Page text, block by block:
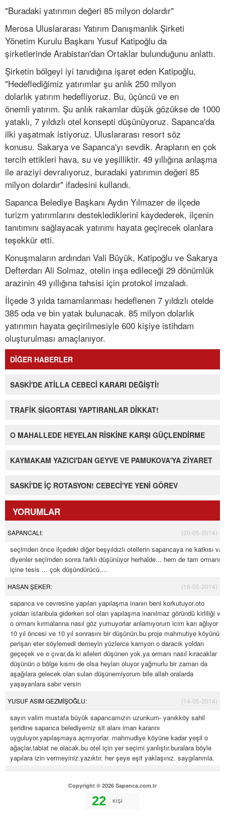
"Buradaki yatırımın değeri 85 milyon dolardır"
Merosa Uluslararası Yatırım Danışmanlık Şirketi
Yönetim Kurulu Başkanı Yusuf Katipoğlu da
şirketlerinde Arabistan'dan Ortaklar bulunduğunu anlattı.
Şirketin bölgeyi iyi tanıdığına işaret eden Katipoğlu,
"Hedeflediğimiz yatırımlar şu anlık 250 milyon
dolarlık yatırım hedefliyoruz. Bu, üçüncü ve en
önemli yatırım. Şu anlık rakamlar düşük gözükse de 1000
yataklı, 7 yıldızlı otel konsepti düşünüyoruz. Sapanca'da
ilki yaşatmak istiyoruz. Uluslararası resort söz
konusu. Sakarya ve Sapanca'yı sevdik. Arapların en çok
tercih ettikleri hava, su ve yeşilliktir. 49 yıllığına anlaşma
ile araziyi devralıyoruz, buradaki yatırımın değeri 85
milyon dolardır" ifadesini kullandı.
Sapanca Belediye Başkanı Aydın Yılmazer de ilçede
turizm yatırımlarını desteklediklerini kaydederek, ilçenin
tanıtımını sağlayacak yatırımı hayata geçirecek olanlara
teşekkür etti.
Konuşmaların ardından Vali Büyük, Katipoğlu ve Sakarya
Defterdarı Ali Solmaz, otelin inşa edileceği 29 dönümlük
arazinin 49 yıllığına tahsisi için protokol imzaladı.
İlçede 3 yılda tamamlanması hedeflenen 7 yıldızlı otelde
385 oda ve bin yatak bulunacak. 85 milyon dolarlık
yatırımın hayata geçirilmesiyle 600 kişiye istihdam
oluşturulması amaçlanıyor.
DİĞER HABERLER
SASKİ'DE ATİLLA CEBECİ KARARI DEĞİŞTİ!
TRAFİK SİGORTASI YAPTIRANLAR DİKKAT!
O MAHALLEDE HEYELAN RİSKİNE KARŞI GÜÇLENDİRME
KAYMAKAM YAZICI'DAN GEYVE VE PAMUKOVA'YA ZİYARET
SASKİ'DE İÇ ROTASYON! CEBECİ'YE YENİ GÖREV
YORUMLAR
SAPANCALI: (20-05-2014)
seçimden önce ilçedeki diğer beşyıldızlı otellerin sapancaya ne katkısı var
diyenler seçimden sonra farklı düşünüyor herhalde... hem de tam ormanın
içine tesis ... çok düşündürücü....
HASAN ŞEKER: (16-05-2014)
sapanca ve cevresine yapılan yapılaşma inanın beni korkutuyor.oto
yoldan istanbula giderken sol olan yapılaşma inanılmaz göründü kirliliği ve
o ormanı kırmalarına nasıl göz yumuyorlar anlamıyorum icim kan ağlıyor
10 yıl öncesi ve 10 yıl sonrasını bir düşünün.bu proje mahmutiye köyünü
perişan eter söylemedi demeyin yüzlerce kamyon o daracık yoldan
geçeçek ve o çıvar,da ki aileleri düşünen yok.ya ormanı nasıl kıracaklar
düşünün o bölge kısmı de olsa heylan oluyor yağmurlu bir zaman da
aşağılara gelecek olan suları düşünemiyorum bile allah oralarda
yaşayanlara sabır versin
YUSUF ASIM GEZMİŞOĞLU: (14-05-2014)
sayın valim mustafa büyük sapancamızın uzunkum- yanıkköy sahil
şeridine sapanca belediyemiz sit alanı imarı kararını
uyguluyor.yapılaşmaya açmıyorlar. mahmudiye köyüne kadar yeşil o
ağaçlar,tabiat ne olacak.bu otel için yer seçimi yanlıştır.buralara böyle
yapılara izin vermeyiniz.yazıktır. her şeye eşit yaklaşınız. saygılarımla.
Copyright © 2026 Sapanca.com.tr